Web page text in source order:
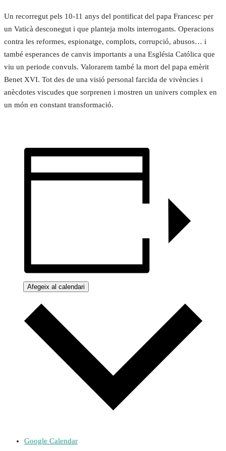
Un recorregut pels 10-11 anys del pontificat del papa Francesc per
un Vaticà desconegut i que planteja molts interrogants. Operacions
contra les reformes, espionatge, complots, corrupció, abusos… i
també esperances de canvis importants a una Església Católica que
viu un periode convuls. Valorarem també la mort del papa emèrit
Benet XVI. Tot des de una visió personal farcida de vivències i
anècdotes viscudes que sorprenen i mostren un univers complex en
un món en constant transformació.
Afegeix al calendari
Google Calendar